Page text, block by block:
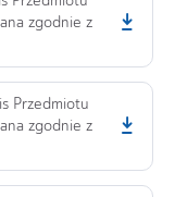
zgodnie z
Przedmiotu
zgodnie z